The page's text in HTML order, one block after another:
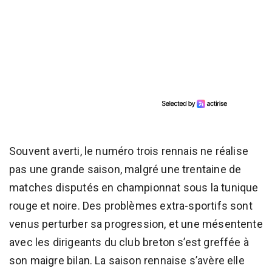
Souvent averti, le numéro trois rennais ne réalise
pas une grande saison, malgré une trentaine de
matches disputés en championnat sous la tunique
rouge et noire. Des problèmes extra-sportifs sont
venus perturber sa progression, et une mésentente
avec les dirigeants du club breton s’est greffée à
son maigre bilan. La saison rennaise s’avère elle